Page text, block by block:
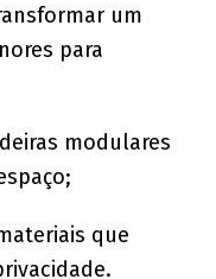
um
para
modulares
que